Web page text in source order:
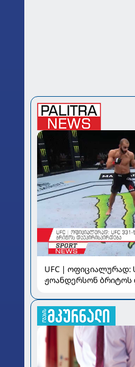
UFC | ოფიციალურად:
ჟოანდერსონ ბრიტოს